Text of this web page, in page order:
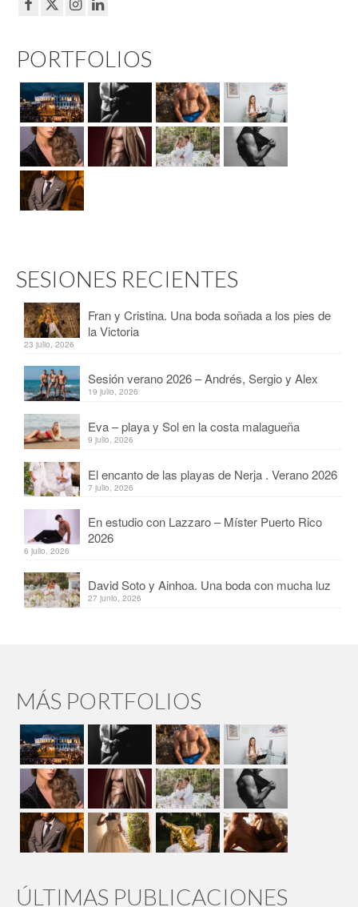
PORTFOLIOS
SESIONES RECIENTES
Fran y Cristina. Una boda soñada a los pies de
la Victoria
23 julio, 2026
Sesión verano 2026 – Andrés, Sergio y Alex
19 julio, 2026
Eva – playa y Sol en la costa malagueña
9 julio, 2026
El encanto de las playas de Nerja . Verano 2026
7 julio, 2026
En estudio con Lazzaro – Míster Puerto Rico
2026
6 julio, 2026
David Soto y Ainhoa. Una boda con mucha luz
27 junio, 2026
MÁS PORTFOLIOS
ÚLTIMAS PUBLICACIONES